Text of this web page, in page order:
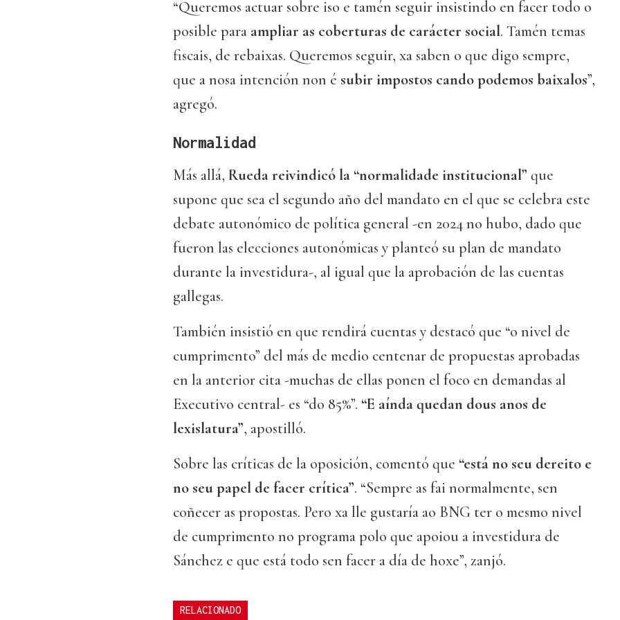
“Queremos actuar sobre iso e tamén seguir insistindo en facer todo o
posible para ampliar as coberturas de carácter social. Tamén temas
fiscais, de rebaixas. Queremos seguir, xa saben o que digo sempre,
que a nosa intención non é subir impostos cando podemos baixalos”,
agregó.
Normalidad
Más allá, Rueda reivindicó la “normalidade institucional” que
supone que sea el segundo año del mandato en el que se celebra este
debate autonómico de política general -en 2024 no hubo, dado que
fueron las elecciones autonómicas y planteó su plan de mandato
durante la investidura-, al igual que la aprobación de las cuentas
gallegas.
También insistió en que rendirá cuentas y destacó que “o nivel de
cumprimento” del más de medio centenar de propuestas aprobadas
en la anterior cita -muchas de ellas ponen el foco en demandas al
Executivo central- es “do 85%”. “E aínda quedan dous anos de
lexislatura”, apostilló.
Sobre las críticas de la oposición, comentó que “está no seu dereito e
no seu papel de facer crítica”. “Sempre as fai normalmente, sen
coñecer as propostas. Pero xa lle gustaría ao BNG ter o mesmo nivel
de cumprimento no programa polo que apoiou a investidura de
Sánchez e que está todo sen facer a día de hoxe”, zanjó.
RELACIONADO